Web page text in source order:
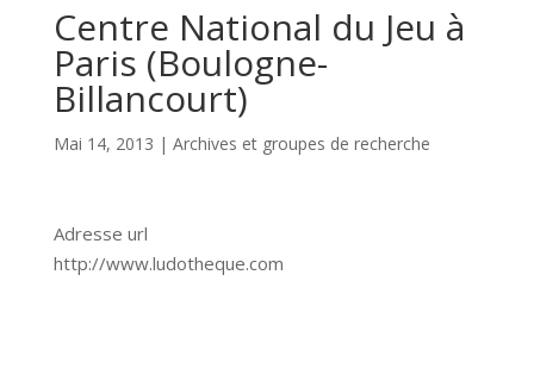
Centre National du Jeu à
Paris (Boulogne-
Billancourt)
Mai 14, 2013 | Archives et groupes de recherche
Adresse url
http://www.ludotheque.com